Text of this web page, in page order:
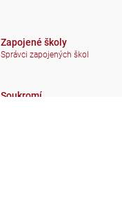
Zapojené školy
Správci zapojených škol
Soukromí